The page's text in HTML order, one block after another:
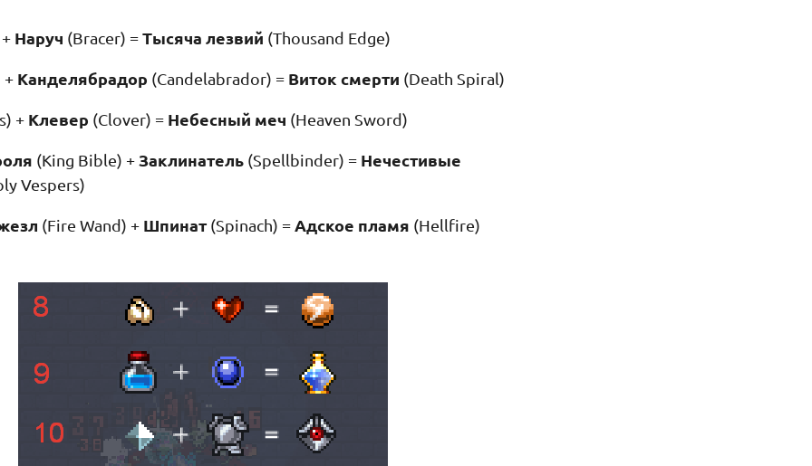
Наруч (Bracer) =Тысяча лезвий (Thousand Edge)
+ Канделябрадор (Candelabrador) = Виток смерти (Death Spiral)
+ Клевер (Clover) = Небесный меч (Heaven Sword)
(King Bible) +Заклинатель (Spellbinder) = Нечестивые
Vespers)
(Fire Wand) + Шпинат (Spinach) =Адское пламя (Hellfire)